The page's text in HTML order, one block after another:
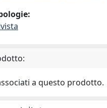
a questo prodotto.